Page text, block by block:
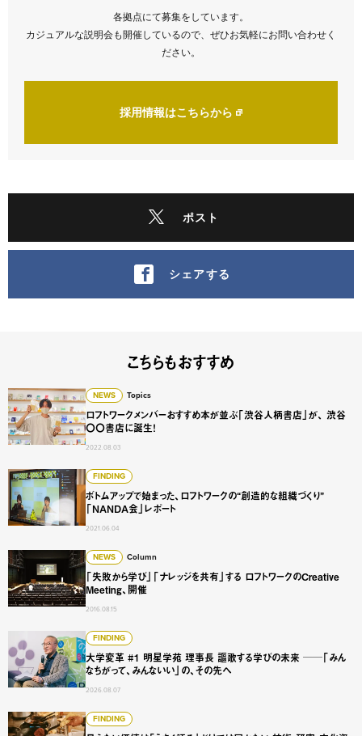
各拠点にて募集をしています。
カジュアルな説明会も開催しているので、ぜひお気軽にお問い合わせく
ださい。
採用情報はこちらから
ポスト
シェアする
こちらもおすすめ
NEWS Topics
ロフトワークメンバーおすすめ本が並ぶ「渋谷人柄書店」が、 渋谷
〇〇書店に誕生！
2022.08.03
ロフトワークメンバーおすすめ本が並ぶ「渋谷人柄書店」
FINDING
ボトムアップで始まった、ロフトワークの“創造的な組織づくり”
「NANDA会」レポート
2021.06.04
ボトムアップで始まった、ロフトワークの“創造的な組織づ
NEWS Column
「失敗から学び」「ナレッジを共有」する ロフトワークのCreative
Meeting、開催
2016.08.15
「失敗から学び」「ナレッジを共有」する ロフトワークの
FINDING
大学変革 #1 明星学苑 理事長 謳歌する学びの未来 ──「みん
なちがって、みんないい」の、その先へ
2026.08.07
大学変革 #1 明星学苑 理事長 謳歌する学びの未来 ──「み
FINDING
見えない価値は「うまく語る」だけでは届かない 技術・研